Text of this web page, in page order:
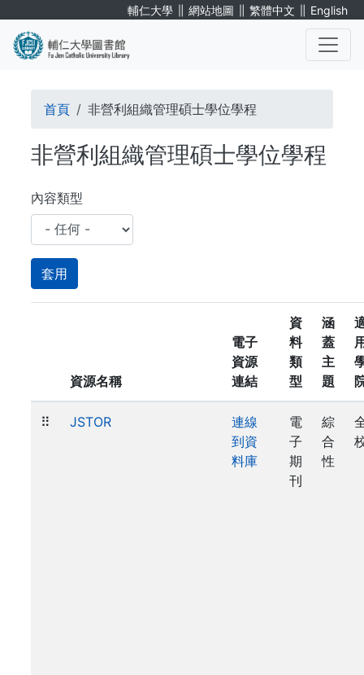
輔仁大學 ∥ 網站地圖 ∥ 繁體中文 ∥ English
導
航
連
結
首頁 非營利組織管理碩士學位學程
非營利組織管理碩士學位學程
內容類型
資源名稱
電子
資源
連結
資
料
類
型
涵
蓋
主
題
⠿ JSTOR
連線
到資
料庫
電
子
期
刊
綜
合
性